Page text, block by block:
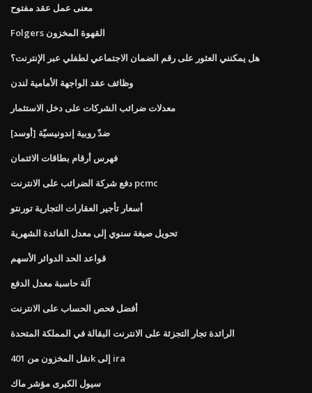
معنى عمل عقد مفتوح
Folgers القهوة المخزون
هل يمكنني العثور على رقم الضمان الاجتماعي لطفلي عبر الإنترنت؟
وظائف عقد الواجهة الأمامية لندن
معدلات ضرائب الشركات على دخل الاستثمار
[أوسد] ضدّ روبية إندونيسيّة
فهرس أرقام بطاقات الائتمان
دفع شركة الضرائب على الانترنت pcmc
أسعار تأجير العقارات التجارية تورنتو
تحويل صيغة سنوي إلى معدل الفائدة الشهرية
قواعد الحد الدوائر الأسهم
آلة حاسبة معدل الدفع
أفضل فحص الحساب على الانترنت
الرائدة تجار التجزئة على الانترنت البقالة في المملكة المتحدة
نقل المخزون من 401k إلى ira
سيول الكبرى مؤشر ماك